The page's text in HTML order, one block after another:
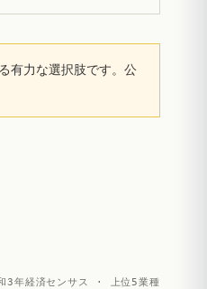
有力な選択肢です。公
3年経済センサス · 上位5業種